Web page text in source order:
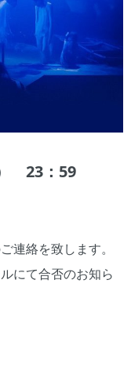
23：59
連絡を致します。
にて合否のお知ら